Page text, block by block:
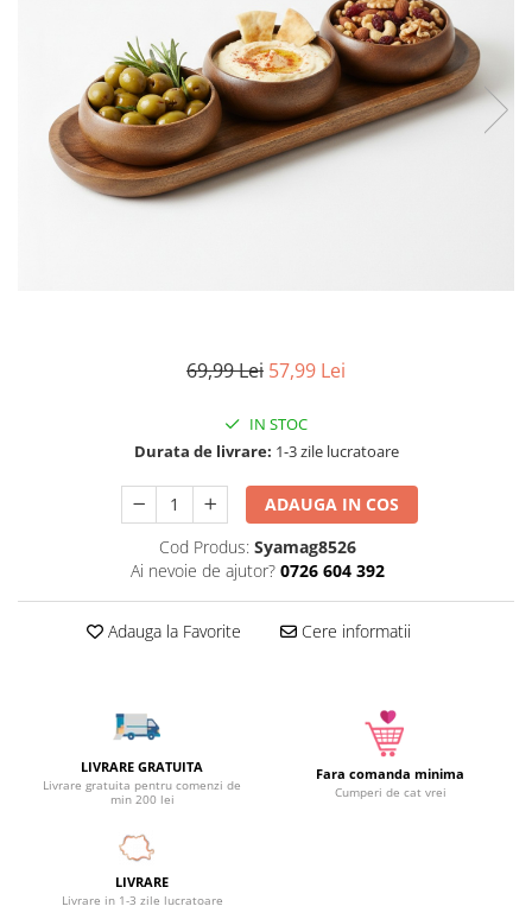
Organizare si depozitare
Huse si cutii depozitare
Cuiere
Opritoare usa
Intretinere textile
Curatenie
Covorase si paturi
Jucarii animale
Accesorii animale
Decoratiuni
Cutii depozitare
Ingrijire personala
Bureti de baie
Accesorii masaj
Organizare cosmetice si bijuterii
Ingrijire corporala
Rucsacuri, curele si accesorii
69,99 Lei 57,99 Lei
IN STOC
Durata de livrare: 1-3 zile lucratoare
ADAUGA IN COS
Cod Produs: Syamag8526
Ai nevoie de ajutor? 0726 604 392
Adauga la Favorite Cere informatii
LIVRARE GRATUITA
Livrare gratuita pentru comenzi de
min 200 lei
Fara comanda minima
Cumperi de cat vrei
LIVRARE
Livrare in 1-3 zile lucratoare